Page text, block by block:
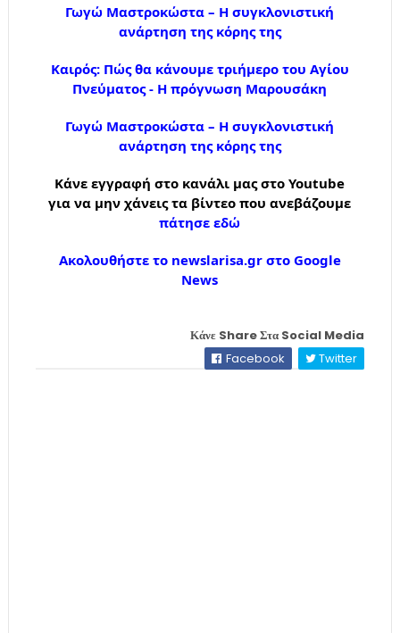
Γωγώ Μαστροκώστα – Η συγκλονιστική
ανάρτηση της κόρης της
Καιρός: Πώς θα κάνουμε τριήμερο του Αγίου
Πνεύματος - Η πρόγνωση Μαρουσάκη
Γωγώ Μαστροκώστα – Η συγκλονιστική
ανάρτηση της κόρης της
Κάνε εγγραφή στο κανάλι μας στο Youtube
για να μην χάνεις τα βίντεο που ανεβάζουμε
πάτησε εδώ
Ακολουθήστε το newslarisa.gr στο Google
News
Κάνε Share Στα Social Media
Facebook
Twitter